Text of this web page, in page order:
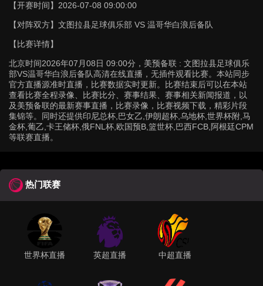
【开赛时间】 2026-07-08 09:00:00
【对阵双方】 文图拉县足球俱乐部 VS 温哥华白浪后备队
【比赛详情】
北京时间2026年07月08日 09:00分，美预备联 : 文图拉县足球俱乐
部VS温哥华白浪后备队高清在线直播，无插件观看比赛。本站同步
官方直播源准时直播，比赛数据实时更新。比赛结束后可以在本站
查看比赛全程录像、比赛比分、赛事结果、赛事相关新闻报道，以
及美预备联的最新赛事直播，比赛录像，比赛视频下载，精彩片段
集锦等。同时还提供印尼总杯,巴女乙,伊朗超杯,乌地杯,世界杯附,马
金杯,葡乙,卡王储杯,俄FNL杯,欧国预B,篮世杯,巴西FCB,阿根廷CPM
等联赛直播。
热门联赛
世界杯直播 英超直播 中超直播